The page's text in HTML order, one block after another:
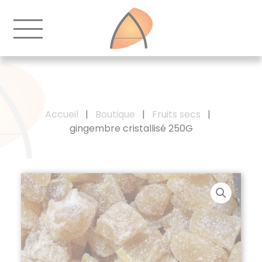
Accueil | Boutique | Fruits secs
|
gingembre cristallisé 250G